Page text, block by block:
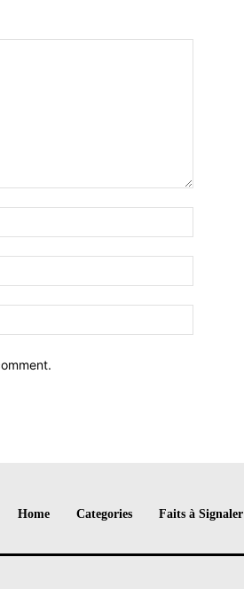
Home Categories Faits à Signaler